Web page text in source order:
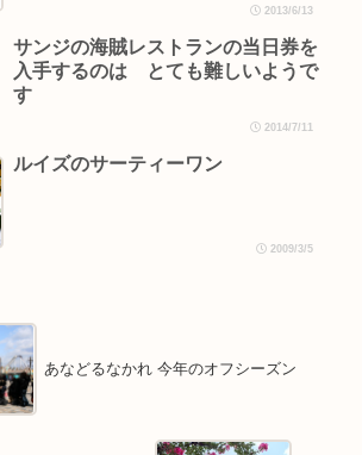
2013/6/13
サンジの海賊レストランの当日券を
入手するのは とても難しいようで
す
2014/7/11
ルイズのサーティーワン
2009/3/5
あなどるなかれ 今年のオフシーズン